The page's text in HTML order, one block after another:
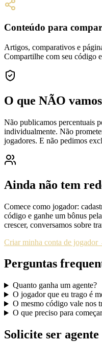
Conteúdo para
Artigos, comparativos e
Compartilhe com seu código
O que NÃO
Não publicamos percentuais
individualmente. Não
jogadores. E não pedimos
Ainda não tem
Comece como jogador:
código e ganhe um bônus
crescer, conversamos sobre
Criar minha conta de jogador
Perguntas
Quanto ganha um agente?
O jogador que eu trago é
O mesmo código vale nos
O que preciso para
Solicite ser agente